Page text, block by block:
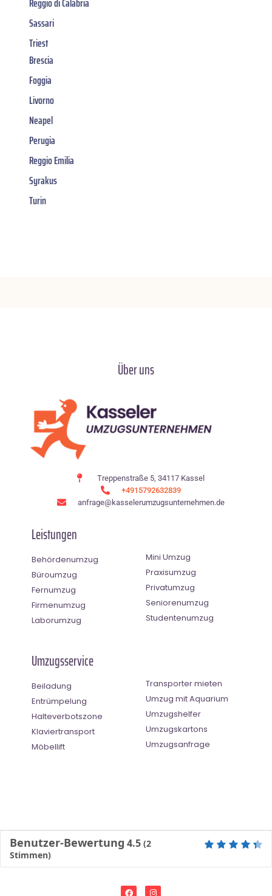
Sassari
Triest
Brescia
Foggia
Livorno
Neapel
Perugia
Reggio Emilia
Syrakus
Turin
Über uns
Treppenstraße 5, 34117 Kassel
+4915792632839
anfrage@kasselerumzugsunternehmen.de
Leistungen
Behördenumzug
Büroumzug
Fernumzug
Firmenumzug
Laborumzug
Mini Umzug
Praxisumzug
Privatumzug
Seniorenumzug
Studentenumzug
Umzugsservice
Beiladung
Entrümpelung
Halteverbotszone
Klaviertransport
Möbellift
Transporter mieten
Umzug mit Aquarium
Umzugshelfer
Umzugskartons
Umzugsanfrage
Benutzer-Bewertung 4.5 (2
Stimmen)